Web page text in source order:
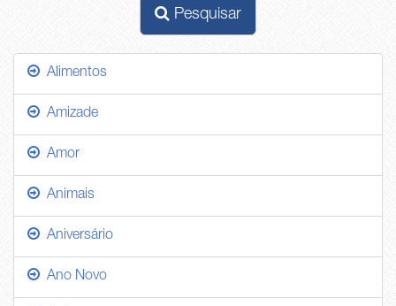
Pesquisar
Alimentos
Amizade
Amor
Animais
Aniversário
Ano Novo